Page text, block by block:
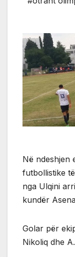
Në ndeshjen
futbollistike
nga Ulqini
kundër
Golar për
Nikoliq dhe